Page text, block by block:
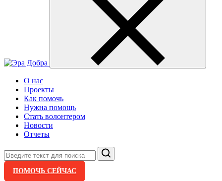
О нас
Проекты
Как помочь
Нужна помощь
Стать волонтером
Новости
Отчеты
Поиск
ПОМОЧЬ СЕЙЧАС